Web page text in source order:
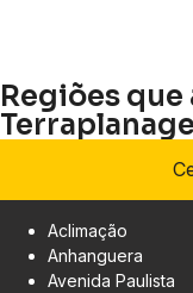
Regiões que
Aclimação
Anhanguera
Avenida Paulista